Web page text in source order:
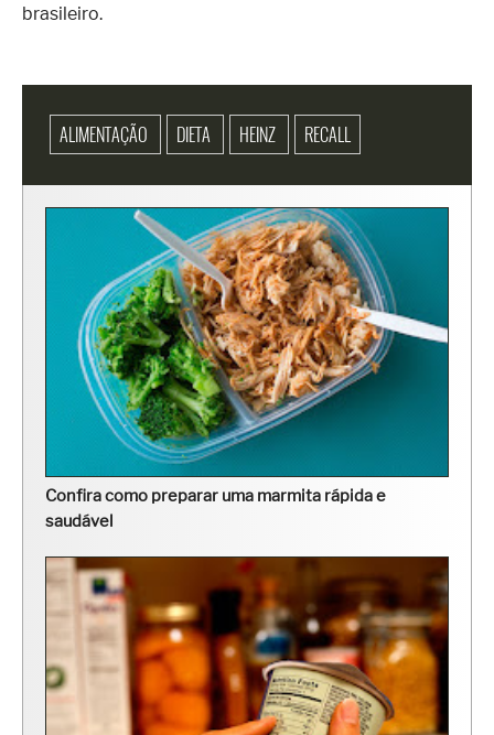
brasileiro.
ALIMENTAÇÃO DIETA HEINZ RECALL
Confira como preparar uma marmita rápida e
saudável